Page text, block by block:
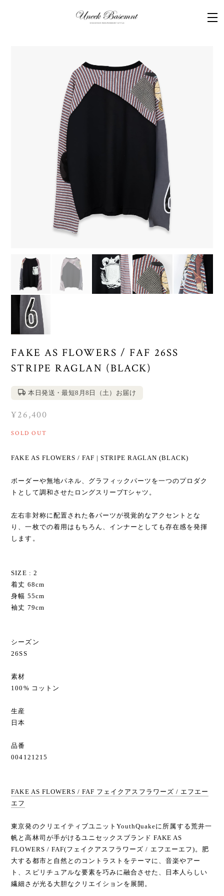
FAKE AS FLOWERS / FAF 26SS
STRIPE RAGLAN (BLACK)
本日発送・最短8月8日（土）お届け
¥26,400
SOLD OUT
FAKE AS FLOWERS / FAF | STRIPE RAGLAN (BLACK)
ボーダーや無地パネル、グラフィックパーツを一つのプロダク
トとして調和させたロングスリーブTシャツ。
左右非対称に配置された各パーツが視覚的なアクセントとな
り、一枚での着用はもちろん、インナーとしても存在感を発揮
します。
SIZE : 2
着丈 68cm
身幅 55cm
袖丈 79cm
シーズン
26SS
素材
100% コットン
生産
日本
品番
004121215
FAKE AS FLOWERS / FAF フェイクアスフラワーズ / エフエー
エフ
東京発のクリエイティブユニットYouthQuakeに所属する荒井一
帆と高林司が手がけるユニセックスブランド FAKE AS
FLOWERS / FAF(フェイクアスフラワーズ / エフエーエフ)。肥
大する都市と自然とのコントラストをテーマに、音楽やアー
ト、スピリチュアルな要素を巧みに融合させた、日本人らしい
繊細さが光る大胆なクリエイションを展開。